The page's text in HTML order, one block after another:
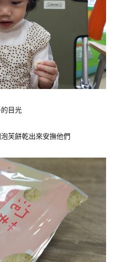
目光
芙餅乾出來安撫他們